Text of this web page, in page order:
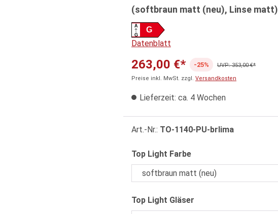
(softbraun matt (neu), Linse matt)
G
A
G
Datenblatt
263,00 €* -25%
UVP: 353,00 €*
Preise inkl. MwSt. zzgl. Versandkosten
Lieferzeit: ca. 4 Wochen
Art.-Nr.: TO-1140-PU-brlima
Top Light Farbeauswählen
Top Light Gläser